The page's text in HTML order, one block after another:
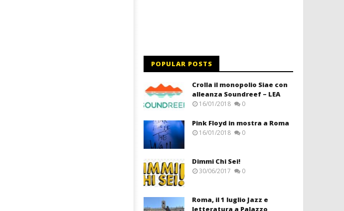
POPULAR POSTS
Crolla il monopolio Siae con
alleanza Soundreef – LEA
16/01/2018 0
Pink Floyd in mostra a Roma
16/01/2018 0
Dimmi Chi Sei!
30/06/2017 0
Roma, il 1 luglio Jazz e
letteratura a Palazzo